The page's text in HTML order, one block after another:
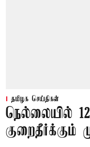
தமிழக செய்திகள்
நெல்லையில்
குறைதீர்க்கும்